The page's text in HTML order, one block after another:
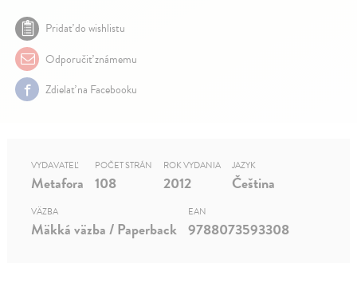
Pridať do wishlistu
Odporučiť známemu
Zdielať na Facebooku
VYDAVATEĽ
Metafora
POČET STRÁN
108
ROK VYDANIA
2012
JAZYK
Čeština
VÄZBA
Mäkká väzba / Paperback
EAN
9788073593308